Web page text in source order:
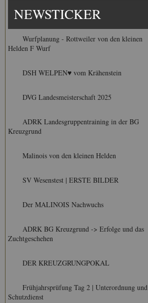
NEWSTICKER
Wurfplanung - Rottweiler von den kleinen
Helden F Wurf
DSH WELPEN♥ vom Krähenstein
DVG Landesmeisterschaft 2025
ADRK Landesgruppentraining in der BG
Kreuzgrund
Malinois von den kleinen Helden
SV Wesenstest | ERSTE BILDER
Der MALINOIS Nachwuchs
ADRK BG Kreuzgrund -> Erfolge und das
Zuchtgeschehen
DER KREUZGRUNGPOKAL
Frühjahrsprüfung Tag 2 | Unterordnung und
Schutzdienst